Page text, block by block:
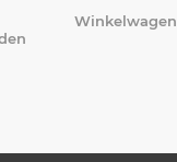
Winkelwagen